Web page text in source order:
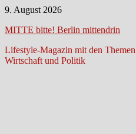
Zum
springen
9. August 2026
MITTE bitte! Berlin mittendrin
Lifestyle-Magazin mit den
Wirtschaft und Politik